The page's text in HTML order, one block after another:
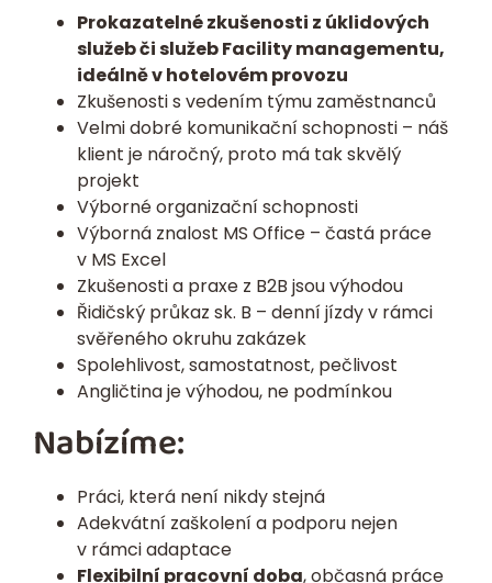
Prokazatelné zkušenosti z úklidových
služeb či služeb Facility managementu,
ideálně v hotelovém provozu
Zkušenosti s vedením týmu zaměstnanců
Velmi dobré komunikační schopnosti – náš
klient je náročný, proto má tak skvělý
projekt
Výborné organizační schopnosti
Výborná znalost MS Office – častá práce
v MS Excel
Zkušenosti a praxe z B2B jsou výhodou
Řidičský průkaz sk. B – denní jízdy v rámci
svěřeného okruhu zakázek
Spolehlivost, samostatnost, pečlivost
Angličtina je výhodou, ne podmínkou
Nabízíme:
Práci, která není nikdy stejná
Adekvátní zaškolení a podporu nejen
v rámci adaptace
Flexibilní pracovní doba, občasná práce